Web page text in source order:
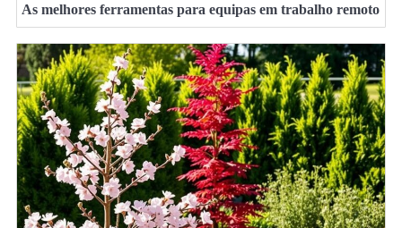
As melhores ferramentas para equipas em trabalho remoto